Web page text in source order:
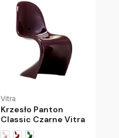
Vitra
Krzesło Panton
Classic Czarne Vitra